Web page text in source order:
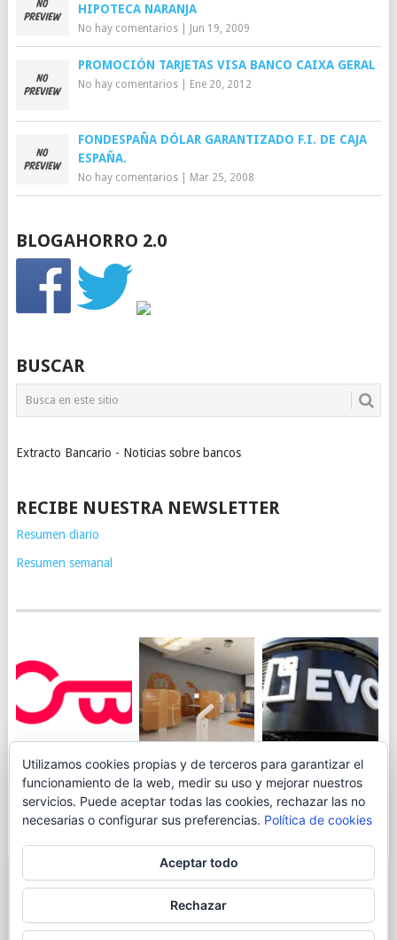
HIPOTECA NARANJA
No hay comentarios| Jun 19, 2009
PROMOCIÓN TARJETAS VISA BANCO CAIXA GERAL
No hay comentarios| Ene 20, 2012
FONDESPAÑA DÓLAR GARANTIZADO F.I. DE CAJA
ESPAÑA.
No hay comentarios| Mar 25, 2008
BLOGAHORRO 2.0
BUSCAR
Extracto Bancario - Noticias sobre bancos
RECIBE NUESTRA NEWSLETTER
Resumen diario
Resumen semanal
JUEGA AL
CANICÓDROMO
DIGITAL DE
OPENBANK
ING TOCA SUELO EN
LA RENTABILIDAD
DE SU CUENTA
NARANJA: 0,01% TAE
EVO BANK
PERMITIRÁ
INGRESAR DINERO
DESDE LAS OFICINAS
© 2026BLOGAHORRO.
CONTACTA CON EL AUTOR
MAPA DE LA WEB
Utilizamos cookies propias y de terceros para garantizar el
funcionamiento de la web, medir su uso y mejorar nuestros
servicios. Puede aceptar todas las cookies, rechazar las no
necesarias o configurar sus preferencias. Política de cookies
Aceptar todo
Rechazar